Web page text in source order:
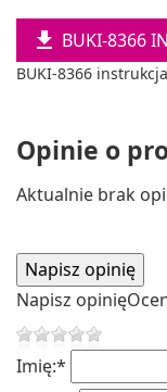
 BUKI-8366
BUKI-8366
Opinie o
Aktualnie brak
Napisz opinię
Imię:*